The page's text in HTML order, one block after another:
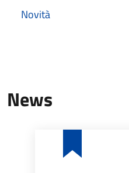
Novità
News